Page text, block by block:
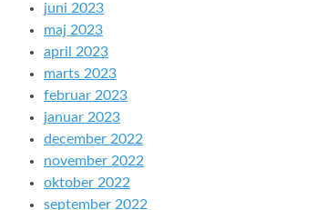
juni 2023
maj 2023
april 2023
marts 2023
februar 2023
januar 2023
december 2022
november 2022
oktober 2022
september 2022